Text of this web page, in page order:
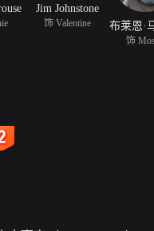
Jim Johnstone
饰 Valentine 布莱恩·
饰